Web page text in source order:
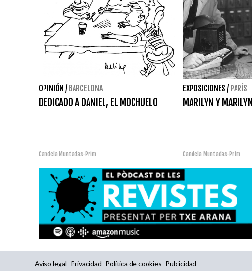
OPINIÓN / BARCELONA
DEDICADO A DANIEL, EL MOCHUELO
Candela Muntadas-Prim
EXPOSICIONES / PARÍS
MARILYN Y MARILYN
Candela Muntadas-Prim
Aviso legal Privacidad Política de cookies Publicidad